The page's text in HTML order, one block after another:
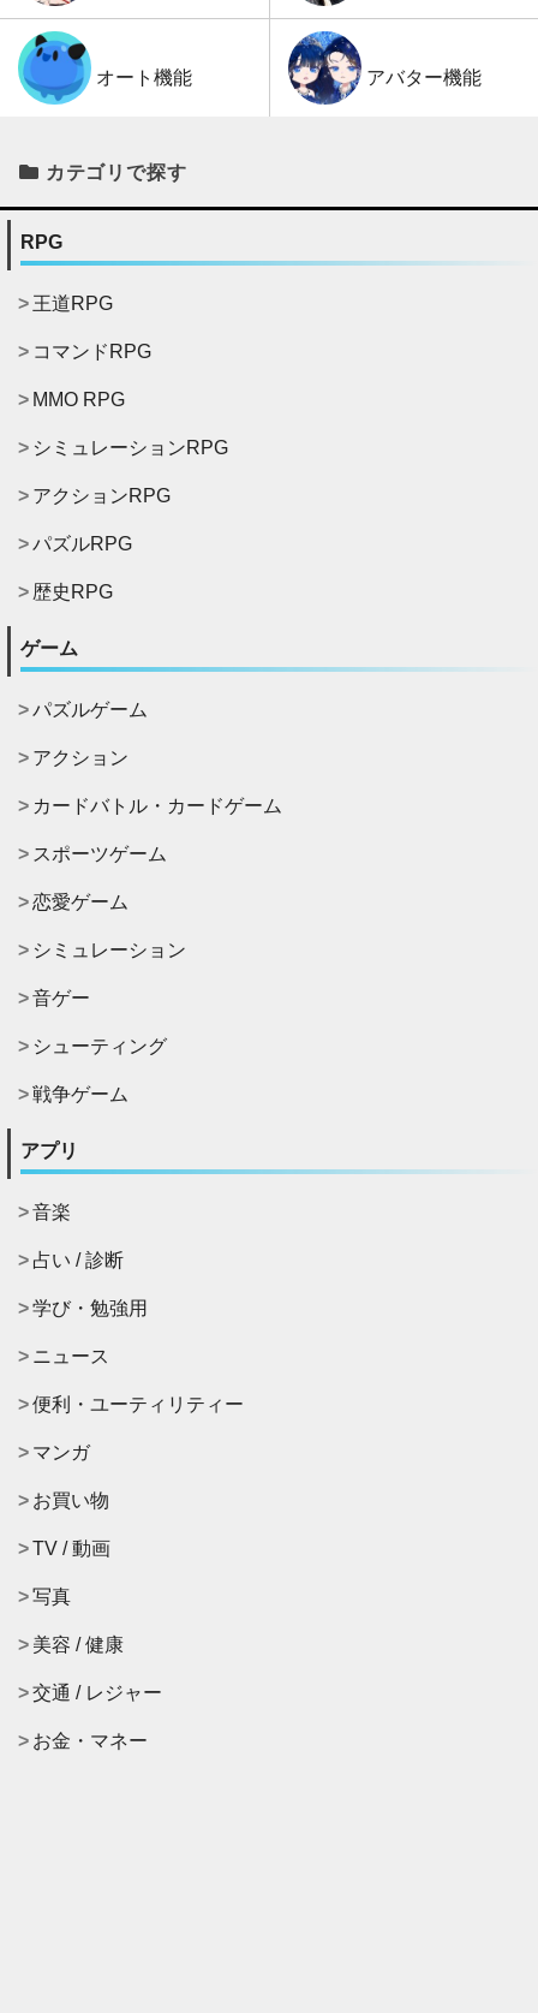
オート機能 アバター機能
カテゴリで探す
RPG
王道RPG
コマンドRPG
MMO RPG
シミュレーションRPG
アクションRPG
パズルRPG
歴史RPG
ゲーム
パズルゲーム
アクション
カードバトル・カードゲーム
スポーツゲーム
恋愛ゲーム
シミュレーション
音ゲー
シューティング
戦争ゲーム
アプリ
音楽
占い / 診断
学び・勉強用
ニュース
便利・ユーティリティー
マンガ
お買い物
TV / 動画
写真
美容 / 健康
交通 / レジャー
お金・マネー